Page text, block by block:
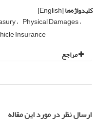
کلیدواژه‌ها[English]
Physical Damages
Insurance
مراجع
ارسال نظر در مورد این مقاله